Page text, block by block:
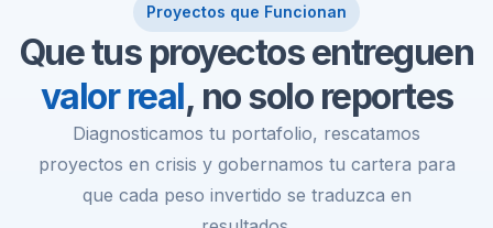
Proyectos que Funcionan
Que tus proyectos entreguen
valor real, no solo reportes
Diagnosticamos tu portafolio, rescatamos
proyectos en crisis y gobernamos tu cartera para
que cada peso invertido se traduzca en